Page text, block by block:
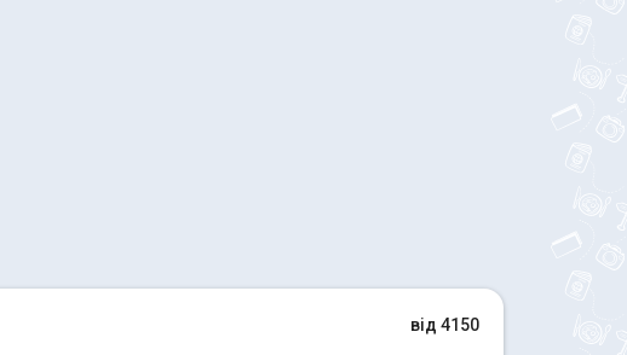
від 4150